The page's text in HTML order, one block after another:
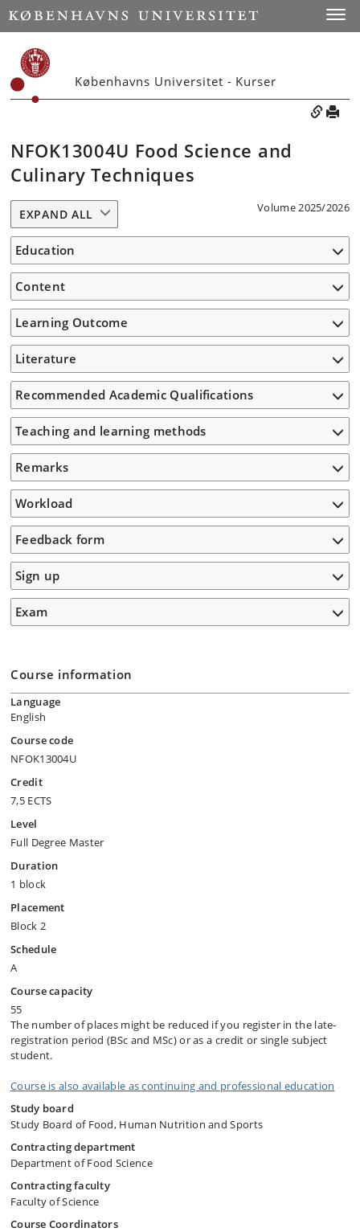
Københavns Universitet - Kurser
NFOK13004U Food Science and
Culinary Techniques
Volume 2025/2026
EXPAND ALL
Education
Content
Learning Outcome
Literature
Recommended Academic Qualifications
Teaching and learning methods
Remarks
Workload
Feedback form
Sign up
Exam
Course information
Language
English
Course code
NFOK13004U
Credit
7,5 ECTS
Level
Full Degree Master
Duration
1 block
Placement
Block 2
Schedule
A
Course capacity
55
The number of places might be reduced if you register in the late-
registration period (BSc and MSc) or as a credit or single subject
student.
Course is also available as continuing and professional education
Study board
Study Board of Food, Human Nutrition and Sports
Contracting department
Department of Food Science
Contracting faculty
Faculty of Science
Course Coordinators